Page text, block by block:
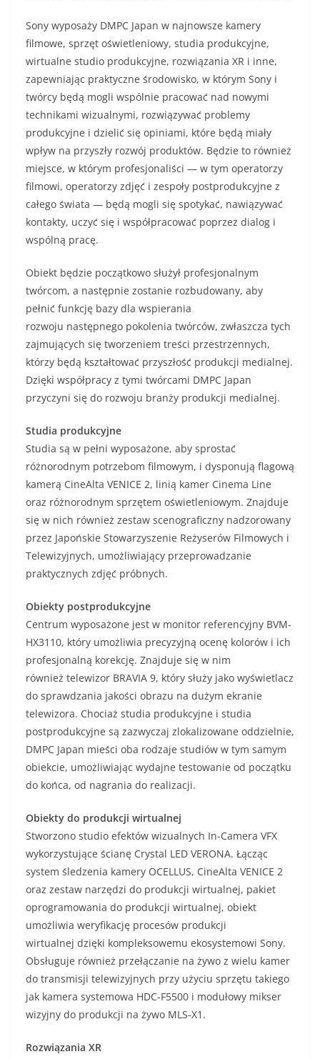
Sony wyposaży DMPC Japan w najnowsze kamery
filmowe, sprzęt oświetleniowy, studia produkcyjne,
wirtualne studio produkcyjne, rozwiązania XR i inne,
zapewniając praktyczne środowisko, w którym Sony i
twórcy będą mogli wspólnie pracować nad nowymi
technikami wizualnymi, rozwiązywać problemy
produkcyjne i dzielić się opiniami, które będą miały
wpływ na przyszły rozwój produktów. Będzie to również
miejsce, w którym profesjonaliści — w tym operatorzy
filmowi, operatorzy zdjęć i zespoły postprodukcyjne z
całego świata — będą mogli się spotykać, nawiązywać
kontakty, uczyć się i współpracować poprzez dialog i
wspólną pracę.
Obiekt będzie początkowo służył profesjonalnym
twórcom, a następnie zostanie rozbudowany, aby
pełnić funkcję bazy dla wspierania
rozwoju następnego pokolenia twórców, zwłaszcza tych
zajmujących się tworzeniem treści przestrzennych,
którzy będą kształtować przyszłość produkcji medialnej.
Dzięki współpracy z tymi twórcami DMPC Japan
przyczyni się do rozwoju branży produkcji medialnej.
Studia produkcyjne
Studia są w pełni wyposażone, aby sprostać
różnorodnym potrzebom filmowym, i dysponują flagową
kamerą CineAlta VENICE 2, linią kamer Cinema Line
oraz różnorodnym sprzętem oświetleniowym. Znajduje
się w nich również zestaw scenograficzny nadzorowany
przez Japońskie Stowarzyszenie Reżyserów Filmowych i
Telewizyjnych, umożliwiający przeprowadzanie
praktycznych zdjęć próbnych.
Obiekty postprodukcyjne
Centrum wyposażone jest w monitor referencyjny BVM-
HX3110, który umożliwia precyzyjną ocenę kolorów i ich
profesjonalną korekcję. Znajduje się w nim
również telewizor BRAVIA 9, który służy jako wyświetlacz
do sprawdzania jakości obrazu na dużym ekranie
telewizora. Chociaż studia produkcyjne i studia
postprodukcyjne są zazwyczaj zlokalizowane oddzielnie,
DMPC Japan mieści oba rodzaje studiów w tym samym
obiekcie, umożliwiając wydajne testowanie od początku
do końca, od nagrania do realizacji.
Obiekty do produkcji wirtualnej
Stworzono studio efektów wizualnych In-Camera VFX
wykorzystujące ścianę Crystal LED VERONA. Łącząc
system śledzenia kamery OCELLUS, CineAlta VENICE 2
oraz zestaw narzędzi do produkcji wirtualnej, pakiet
oprogramowania do produkcji wirtualnej, obiekt
umożliwia weryfikację procesów produkcji
wirtualnej dzięki kompleksowemu ekosystemowi Sony.
Obsługuje również przełączanie na żywo z wielu kamer
do transmisji telewizyjnych przy użyciu sprzętu takiego
jak kamera systemowa HDC‑F5500 i modułowy mikser
wizyjny do produkcji na żywo MLS‑X1.
Rozwiązania XR